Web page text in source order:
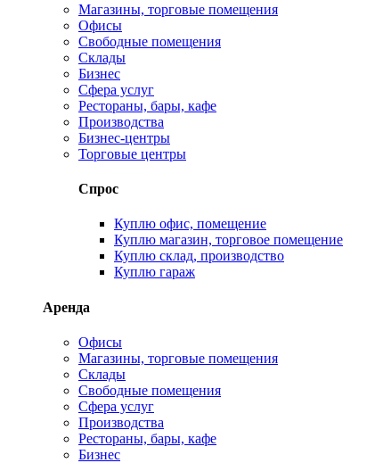
Магазины, торговые помещения
Офисы
Свободные помещения
Склады
Бизнес
Сфера услуг
Рестораны, бары, кафе
Производства
Бизнес-центры
Торговые центры
Спрос
Куплю офис, помещение
Куплю магазин, торговое помещение
Куплю склад, производство
Куплю гараж
Аренда
Офисы
Магазины, торговые помещения
Склады
Свободные помещения
Сфера услуг
Производства
Рестораны, бары, кафе
Бизнес